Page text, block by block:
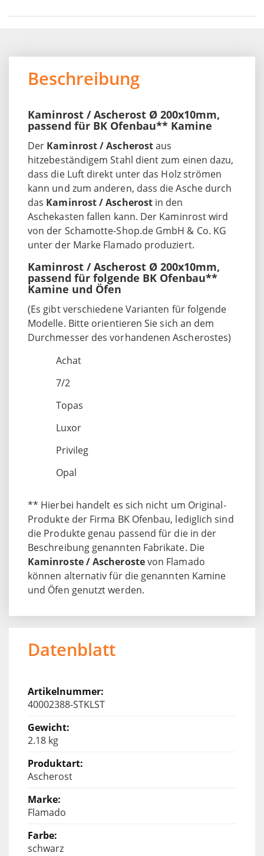
Beschreibung
Kaminrost / Ascherost Ø 200x10mm,
passend für BK Ofenbau** Kamine
Der Kaminrost / Ascherostaus
hitzebeständigem Stahl dient zum einen dazu,
dass die Luft direkt unter das Holz strömen
kann und zum anderen, dass die Asche durch
das Kaminrost / Ascherost in den
Aschekasten fallen kann. Der Kaminrost wird
von der Schamotte-Shop.de GmbH & Co. KG
unter der Marke Flamado produziert.
Kaminrost / Ascherost Ø 200x10mm,
passend für folgende BK Ofenbau**
Kamine und Öfen
(Es gibt verschiedene Varianten für folgende
Modelle. Bitte orientieren Sie sich an dem
Durchmesser des vorhandenen Ascherostes)
Achat
7/2
Topas
Luxor
Privileg
Opal
** Hierbei handelt es sich nicht um Original-
Produkte der Firma BK Ofenbau, lediglich sind
die Produkte genau passend für die in der
Beschreibung genannten Fabrikate. Die
Kaminroste / Ascherostevon Flamado
können alternativ für die genannten Kamine
und Öfen genutzt werden.
Datenblatt
40002388-STKLST
2.18 kg
Ascherost
Flamado
schwarz